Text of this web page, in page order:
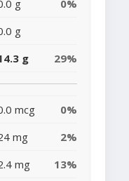
g
0%
g
g 29%
mcg
0%
mg
2%
mg
13%